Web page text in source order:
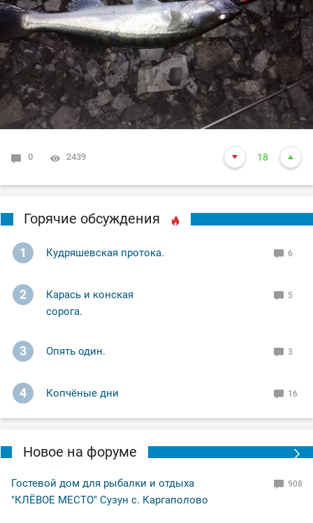
Ну а вам Друзья желаю НХНЧ и клёвых рыбалок!
С уважением Шнивовод!🤝
0 2439 18
Горячие обсуждения
1 Кудряшевская протока. 6
2
Карась и конская
сорога.
5
3 Опять один. 3
4 Копчёные дни 16
Новое на форуме
Гостевой дом для рыбалки и отдыха
"КЛЁВОЕ МЕСТО" Сузун с. Каргаполово
908